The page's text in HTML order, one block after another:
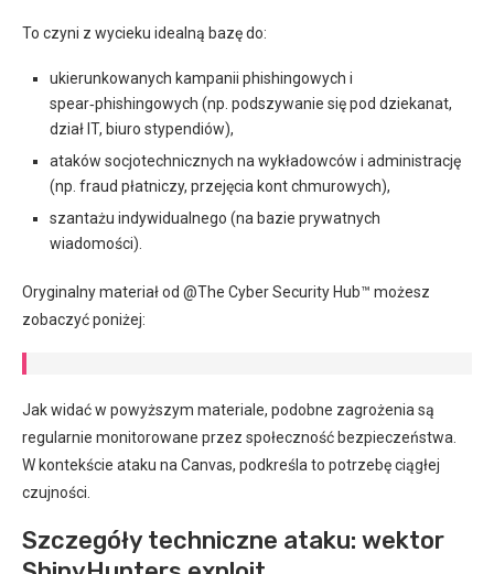
To czyni z wycieku idealną bazę do:
ukierunkowanych kampanii phishingowych i
spear‑phishingowych (np. podszywanie się pod dziekanat,
dział IT, biuro stypendiów),
ataków socjotechnicznych na wykładowców i administrację
(np. fraud płatniczy, przejęcia kont chmurowych),
szantażu indywidualnego (na bazie prywatnych
wiadomości).
Oryginalny materiał od @The Cyber Security Hub™ możesz
zobaczyć poniżej:
Jak widać w powyższym materiale, podobne zagrożenia są
regularnie monitorowane przez społeczność bezpieczeństwa.
W kontekście ataku na Canvas, podkreśla to potrzebę ciągłej
czujności.
Szczegóły techniczne ataku: wektor